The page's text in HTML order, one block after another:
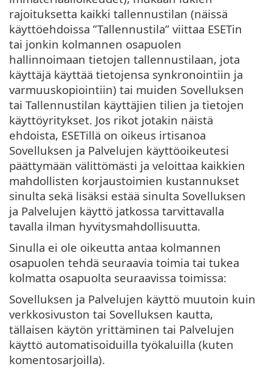
rajoituksetta kaikki tallennustilan (näissä
käyttöehdoissa ”Tallennustila” viittaa ESETin
tai jonkin kolmannen osapuolen
hallinnoimaan tietojen tallennustilaan, jota
käyttäjä käyttää tietojensa synkronointiin ja
varmuuskopiointiin) tai muiden Sovelluksen
tai Tallennustilan käyttäjien tilien ja tietojen
käyttöyritykset. Jos rikot jotakin näistä
ehdoista, ESETillä on oikeus irtisanoa
Sovelluksen ja Palvelujen käyttöoikeutesi
päättymään välittömästi ja veloittaa kaikkien
mahdollisten korjaustoimien kustannukset
sinulta sekä lisäksi estää sinulta Sovelluksen
ja Palvelujen käyttö jatkossa tarvittavalla
tavalla ilman hyvitysmahdollisuutta.
Sinulla ei ole oikeutta antaa kolmannen
osapuolen tehdä seuraavia toimia tai tukea
kolmatta osapuolta seuraavissa toimissa:
Sovelluksen ja Palvelujen käyttö muutoin kuin
verkkosivuston tai Sovelluksen kautta,
tällaisen käytön yrittäminen tai Palvelujen
käyttö automatisoiduilla työkaluilla (kuten
komentosarjoilla).